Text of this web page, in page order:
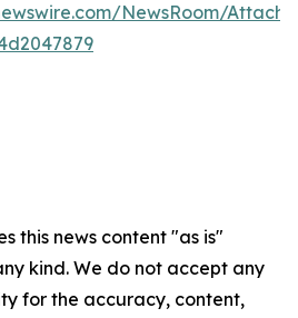
NewsRoom/
this news content "as is"
kind. We do not accept any
for the accuracy, content,